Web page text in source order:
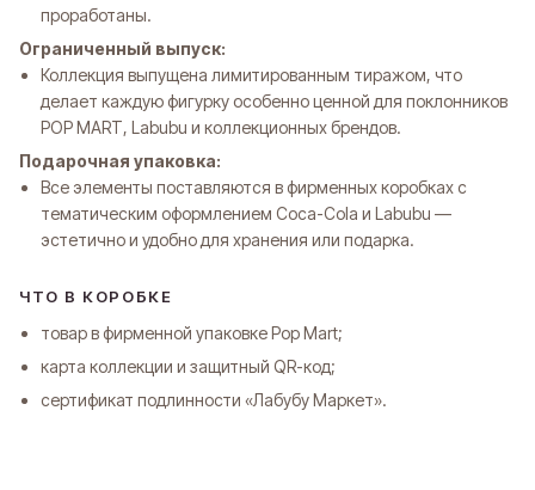
проработаны.
Ограниченный выпуск:
Коллекция выпущена лимитированным тиражом, что
делает каждую фигурку особенно ценной для поклонников
POP MART, Labubu и коллекционных брендов.
Подарочная упаковка:
Все элементы поставляются в фирменных коробках с
тематическим оформлением Coca-Cola и Labubu —
эстетично и удобно для хранения или подарка.
ЧТО В КОРОБКЕ
товар в фирменной упаковке Pop Mart;
карта коллекции и защитный QR-код;
сертификат подлинности «Лабубу Маркет».
сегодня
25%
2 недели
25% 25% 25%
Без комиссий и переплат
Как обычная оплата картой